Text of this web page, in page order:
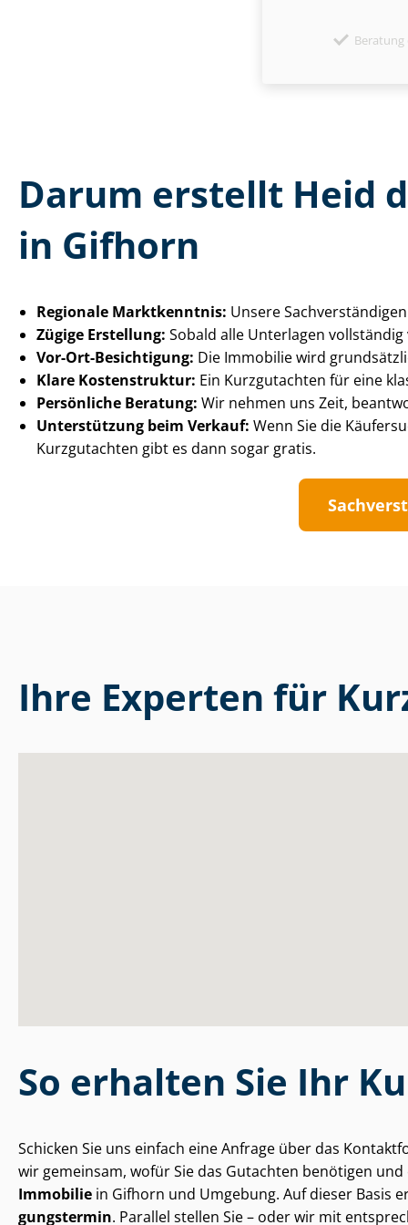
Darum erstellt Heid
in Gifhorn
Regionale Marktkenntnis: Unsere
Zügige Erstellung: Sobald alle Unterlagen
Vor-Ort-Besichtigung: Die Immobilie wird
Klare Kostenstruktur: Ein Kurzgutachten für eine
Persönliche Beratung: Wir nehmen uns Zeit,
Unterstützung beim Verkauf: Wenn Sie die
Kurzgutachten gibt es dann sogar gratis.
Ihre Experten für
So erhalten Sie Ihr
Schicken Sie uns einfach eine Anfrage über das
wir gemeinsam, wofür Sie das Gutachten benötigen
Immobilie in Gifhorn und Umgebung. Auf dieser Basis
gungs­ter­min. Parallel stellen Sie – oder wir mit